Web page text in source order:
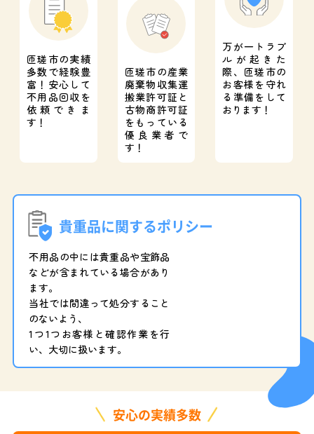
匝瑳市の実績
多数で経験豊
富！ 安心して
不用品回収を
依頼できま
す！
匝瑳市の産業
廃棄物収集運
搬業許可証と
古物商許可証
をもっている
優良業者で
す！
万が一トラブ
ルが起きた
際、 匝瑳市の
お客様を守れ
る準備をして
おります！
貴重品に関するポリシー
不用品の中には貴重品や宝飾品
などが含まれている場合があり
ます。
当社では間違って処分すること
のないよう、
1つ1つお客様と確認作業を行
い、大切に扱います。
安心の実績多数